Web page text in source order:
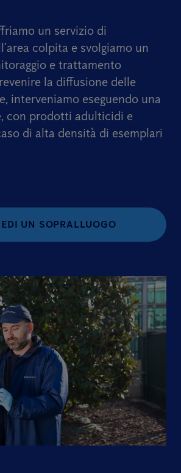
un servizio di
colpita e svolgiamo un
e trattamento
la diffusione delle
interveniamo eseguendo una
con prodotti adulticidi e
di alta densità di esemplari
UN SOPRALLUOGO